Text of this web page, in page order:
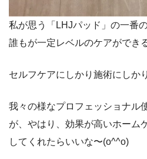
私が思う「LHJパッド」の一番
誰もが一定レベルのケアができ
セルフケアにしかり施術にしかり
我々の様なプロフェッショナル
が、やはり、効果が高いホーム
してくれたらいいな〜(o^^o)